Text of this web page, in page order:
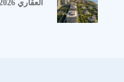
مناسب للإقامة
موعد التسليم: ديسمبر 2025.
العقاري 2026